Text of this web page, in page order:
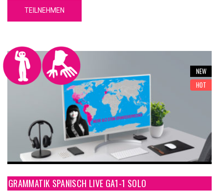
Unser GA1-1 Spanische Grammatik Online Kurs A1-1 hat 5
TEILNEHMEN
NEW
HOT
GRAMMATIK SPANISCH LIVE GA1-1 SOLO